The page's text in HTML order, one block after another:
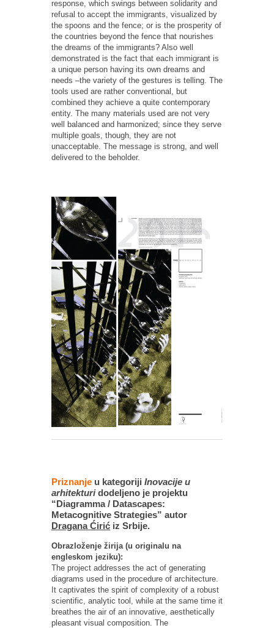
response, which swings between solidarity and
refusal to accept the immigrants, visualized by
the spoons and the fence; or is the prosperity of
the countries beyond the fence that nourishes
the dreams of the immigrants? Also well
demonstrated is the fact that each immigrant is
a unique person having its own dreams and
needs –the variety of the gestures is telling. The
tools used are rather conventional, but
combined they achieve a quite contemporary
entity. The many materials used are not very
well balanced and harmonized; since they serve
multiple goals, though, they are not
unacceptable. The message is strong, and well
delivered to the beholder.
Priznanje u kategoriji Inovacije u
arhitekturidodeljeno je projektu
“Diagramma / Datascapes:
Metacognitive Strategies” autor
Dragana Ćirić iz Srbije.
Obrazloženje žirija (u originalu na
engleskom jeziku):
The project addresses the act of generating
diagrams used in the procedure of architecture.
It captivates the spirit of complexity of a robust
scientific, analytic tool, while at the same time it
breathes the air of an innovative, aesthetically
pleasant visual composition. The